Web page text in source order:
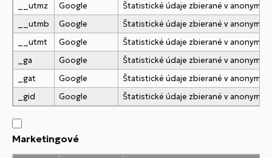
__utmz
Google
Štatistické údaje zbierané v
__utmb
Google
Štatistické údaje zbierané v
__utmt
Google
Štatistické údaje zbierané v
_ga
Google
Štatistické údaje zbierané v
_gat
Google
Štatistické údaje zbierané v
_gid
Google Štatistické údaje zbierané v
Marketingové